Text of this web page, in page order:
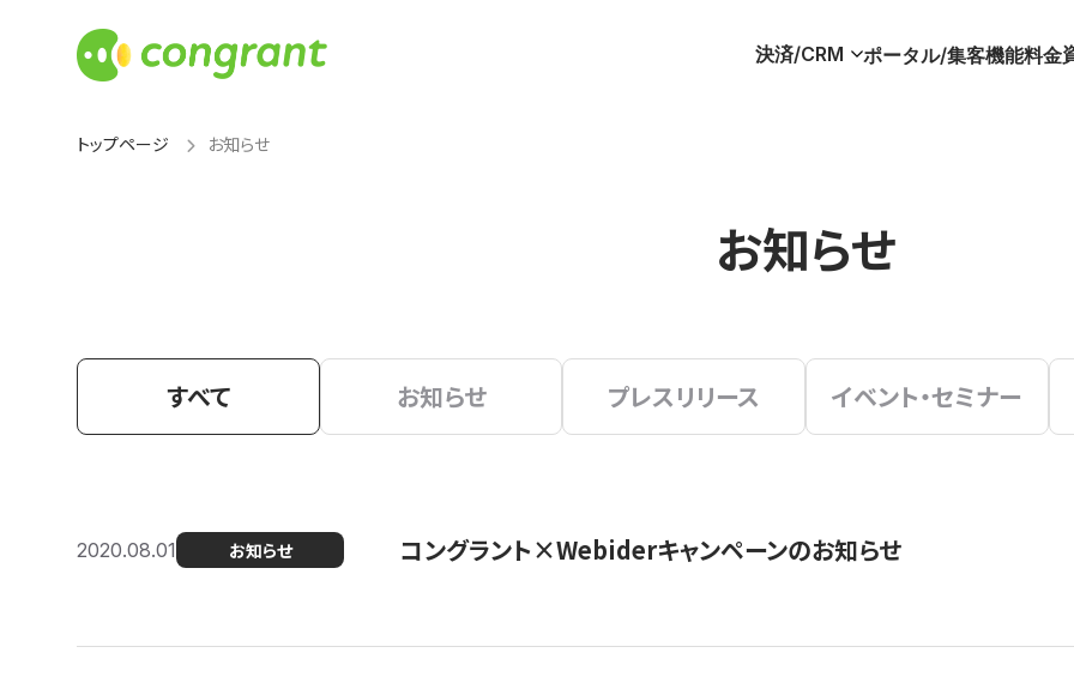
決済/CRM ポータル/集客機能料金
トップページ お知らせ
お知らせ
すべて お知らせ プレスリリース イベント・セミナー
2020.08.01 お知らせ コングラント×Webiderキャンペーンのお知らせ